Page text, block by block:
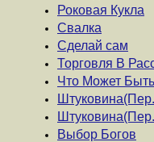
Роковая Кукла
Свалка
Сделай сам
Торговля В
Что Может
Выбор Богов